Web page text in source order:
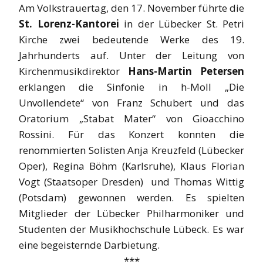
Am Volkstrauertag, den 17. November führte die
St. Lorenz-Kantorei in der Lübecker St. Petri
Kirche zwei bedeutende Werke des 19.
Jahrhunderts auf. Unter der Leitung von
Kirchenmusikdirektor Hans-Martin Petersen
erklangen die Sinfonie in h-Moll „Die
Unvollendete“ von Franz Schubert und das
Oratorium „Stabat Mater“ von Gioacchino
Rossini. Für das Konzert konnten die
renommierten Solisten Anja Kreuzfeld (Lübecker
Oper), Regina Böhm (Karlsruhe), Klaus Florian
Vogt (Staatsoper Dresden) und Thomas Wittig
(Potsdam) gewonnen werden. Es spielten
Mitglieder der Lübecker Philharmoniker und
Studenten der Musikhochschule Lübeck. Es war
eine begeisternde Darbietung.
***